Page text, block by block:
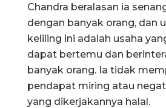
Chandra beralasan ia
dengan banyak orang, dan
keliling ini adalah usaha
dapat bertemu dan
banyak orang. Ia tidak
pendapat miring atau
yang dikerjakannya halal.